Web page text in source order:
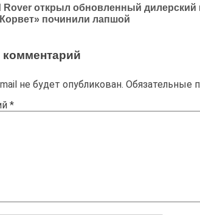
Rover открыл обновленный дилерский
починили лапшой
не будет опубликован. Обязательные
*